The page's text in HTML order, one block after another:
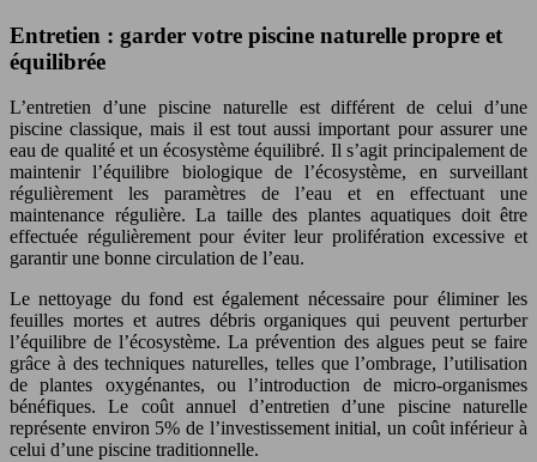
Entretien : garder votre piscine naturelle propre et
équilibrée
L’entretien d’une piscine naturelle est différent de celui d’une
piscine classique, mais il est tout aussi important pour assurer une
eau de qualité et un écosystème équilibré. Il s’agit principalement de
maintenir l’équilibre biologique de l’écosystème, en surveillant
régulièrement les paramètres de l’eau et en effectuant une
maintenance régulière. La taille des plantes aquatiques doit être
effectuée régulièrement pour éviter leur prolifération excessive et
garantir une bonne circulation de l’eau.
Le nettoyage du fond est également nécessaire pour éliminer les
feuilles mortes et autres débris organiques qui peuvent perturber
l’équilibre de l’écosystème. La prévention des algues peut se faire
grâce à des techniques naturelles, telles que l’ombrage, l’utilisation
de plantes oxygénantes, ou l’introduction de micro-organismes
bénéfiques. Le coût annuel d’entretien d’une piscine naturelle
représente environ 5% de l’investissement initial, un coût inférieur à
celui d’une piscine traditionnelle.